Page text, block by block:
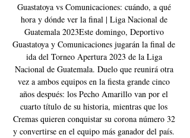
Guastatoya vs Comunicaciones: cuándo, a qué
hora y dónde ver la final | Liga Nacional de
Guatemala 2023Este domingo, Deportivo
Guastatoya y Comunicaciones jugarán la final de
ida del Torneo Apertura 2023 de la Liga
Nacional de Guatemala. Duelo que reunirá otra
vez a ambos equipos en la fiesta grande cinco
años después: los Pecho Amarillo van por el
cuarto título de su historia, mientras que los
Cremas quieren conquistar su corona número 32
y convertirse en el equipo más ganador del país.